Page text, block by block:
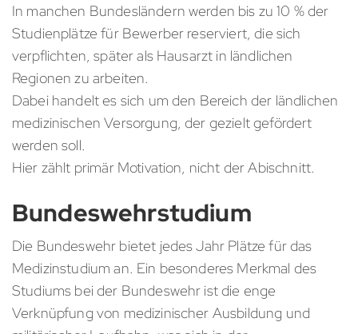
In manchen Bundesländern werden bis zu 10 % der
Studienplätze für Bewerber reserviert, die sich
verpflichten, später als Hausarzt in ländlichen
Regionen zu arbeiten.
Dabei handelt es sich um den Bereich der ländlichen
medizinischen Versorgung, der gezielt gefördert
werden soll.
Hier zählt primär Motivation, nicht der Abischnitt.
Bundeswehrstudium
Die Bundeswehr bietet jedes Jahr Plätze für das
Medizinstudium an. Ein besonderes Merkmal des
Studiums bei der Bundeswehr ist die enge
Verknüpfung von medizinischer Ausbildung und